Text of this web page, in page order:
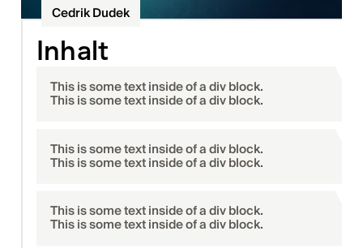
Cedrik Dudek
Inhalt
This is some text inside of a div block.
This is some text inside of a div block.
This is some text inside of a div block.
This is some text inside of a div block.
This is some text inside of a div block.
This is some text inside of a div block.